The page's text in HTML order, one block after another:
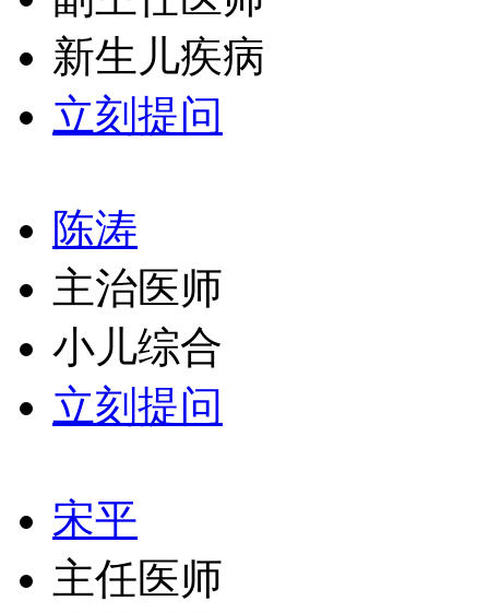
新生儿疾病
立刻提问
陈涛
主治医师
小儿综合
立刻提问
宋平
主任医师